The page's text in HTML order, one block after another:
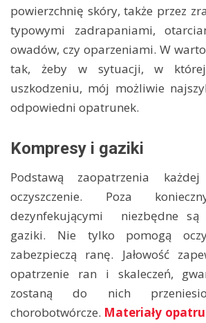
powierzchnię skóry, także przez
typowymi zadrapaniami,
owadów, czy oparzeniami. W
tak, żeby w sytuacji, w
uszkodzeniu, mój możliwie
odpowiedni opatrunek.
Kompresy i gaziki
Podstawą zaopatrzenia
oczyszczenie. Poza
dezynfekującymi niezbędne są
gaziki. Nie tylko pomogą
zabezpieczą ranę. Jałowość
opatrzenie ran i skaleczeń,
zostaną do nich
chorobotwórcze. Materiały